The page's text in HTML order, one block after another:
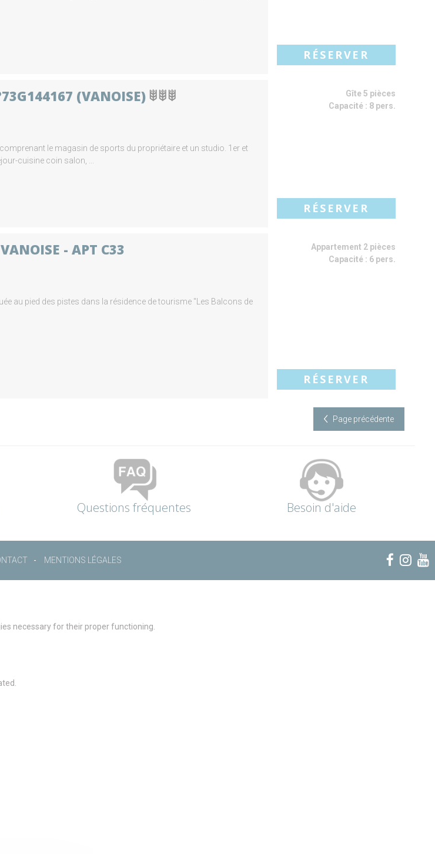
RÉSERVER
(VANOISE)
le magasin de sports du propriétaire et un studio. 1er et
cuisine coin salon, ...
Gîte 5 pièces
Capacité : 8 pers.
RÉSERVER
- APT C33
au pied des pistes dans la résidence de tourisme "Les Balcons de
Appartement 2 pièces
Capacité : 6 pers.
RÉSERVER
Page précédente
Questions fréquentes Besoin d'aide
MENTIONS LÉGALES
necessary for their proper functioning.